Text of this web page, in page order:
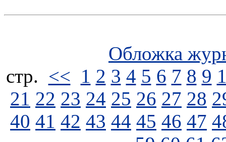
Обложка
стp. << 1 2 3 4 5 6 7 8 9
21 22 23 24 25 26 27 28
40 41 42 43 44 45 46 47